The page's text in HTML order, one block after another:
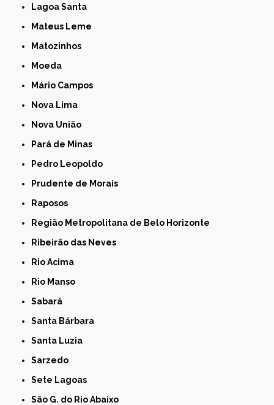
Lagoa Santa
Mateus Leme
Matozinhos
Moeda
Mário Campos
Nova Lima
Nova União
Pará de Minas
Pedro Leopoldo
Prudente de Morais
Raposos
Região Metropolitana de Belo Horizonte
Ribeirão das Neves
Rio Acima
Rio Manso
Sabará
Santa Bárbara
Santa Luzia
Sarzedo
Sete Lagoas
São G. do Rio Abaixo